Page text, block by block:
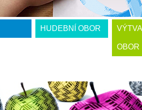
HUDEBNÍ OBOR
OBOR